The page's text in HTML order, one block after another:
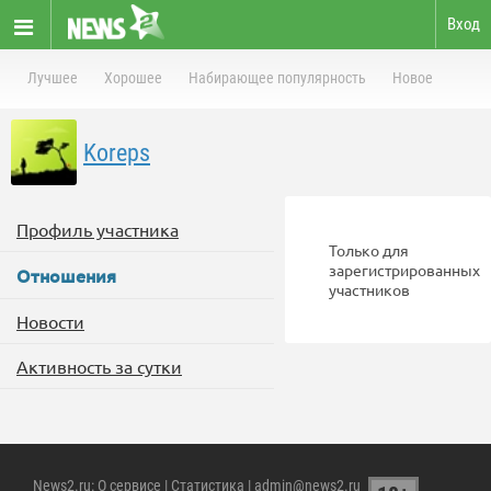
Вход
Лучшее Хорошее Набирающее популярность Новое
Koreps
Профиль участника
Отношения
Новости
Активность за сутки
Только для
зарегистрированных
участников
News2.ru: О сервисе | Статистика | admin@news2.ru